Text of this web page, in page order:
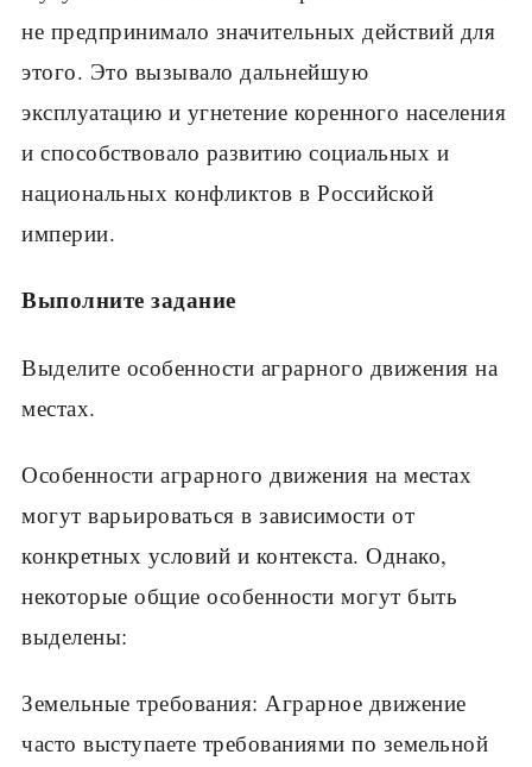
не предпринимало значительных действий для
этого. Это вызывало дальнейшую
эксплуатацию и угнетение коренного населения
и способствовало развитию социальных и
национальных конфликтов в Российской
империи.
Выполните задание
Выделите особенности аграрного движения на
местах.
Особенности аграрного движения на местах
могут варьироваться в зависимости от
конкретных условий и контекста. Однако,
некоторые общие особенности могут быть
выделены:
Земельные требования: Аграрное движение
часто выступаете требованиями по земельной